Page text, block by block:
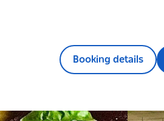
Booking details